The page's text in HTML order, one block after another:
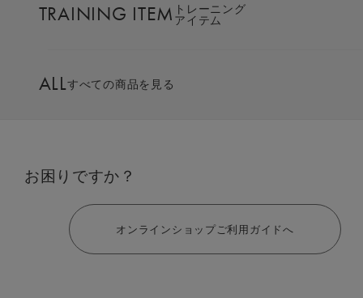
TRAINING ITEM トレーニング
アイテム
ALLすべての商品を見る
お困りですか？
オンラインショップご利用ガイドへ
あなたの筋肉をつくり、健康をサポートします。